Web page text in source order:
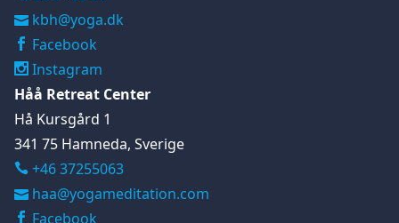
kbh@yoga.dk
Facebook
Instagram
Håå Retreat Center
Hå Kursgård 1
341 75 Hamneda, Sverige
 +46 37255063
haa@yogameditation.com
Facebook